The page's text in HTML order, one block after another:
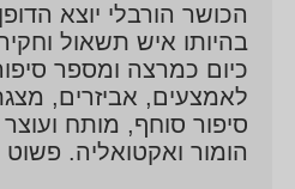
הכושר הורבלי יוצא
בהיותו איש תשאול
כיום כמרצה ומספר
לאמצעים, אביזרים,
סיפור סוחף, מותח
הומור ואקטואליה.